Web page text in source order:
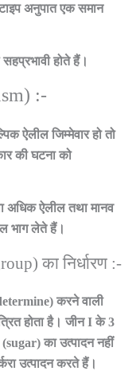
अनुपात एक समान
होते हैं।
:-
ऐलील जिम्मेवार हो तो
की घटना को
अधिक ऐलील तथा मानव
भाग लेते हैं।
का निर्धारण :-
करने वाली
होता है। जीन I के 3
का उत्पादन नहीं
उत्पादन करते हैं।